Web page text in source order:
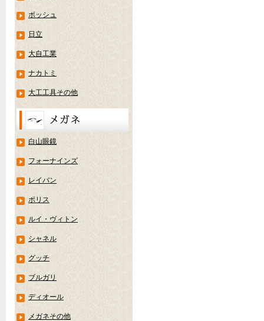
ボッシュ
日立
大自工業
ナカトミ
大工工具その他
白山眼鏡
フォーナインズ
レイバン
ポリス
ルイ・ヴィトン
シャネル
グッチ
ブルガリ
ディオール
メガネその他